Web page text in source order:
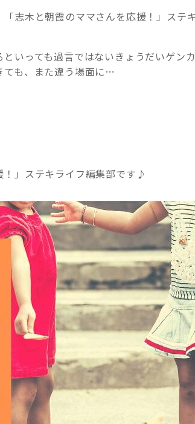
志木と朝霞のママさんを応援！」ステ
いっても過言ではないきょうだいゲン
ても、また違う場面に…
！」ステキライフ編集部です♪